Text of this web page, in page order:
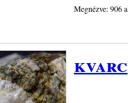
Megnézve: 906
kvarc